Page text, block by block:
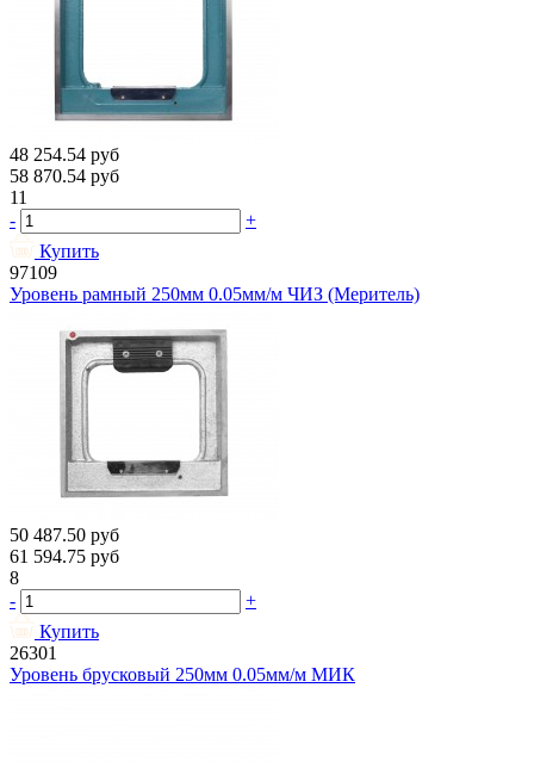
48 254.54 руб
58 870.54 руб
11
-
+
Купить
97109
Уровень рамный 250мм 0.05мм/м ЧИЗ (Меритель)
50 487.50 руб
61 594.75 руб
8
-
+
Купить
26301
Уровень брусковый 250мм 0.05мм/м МИК